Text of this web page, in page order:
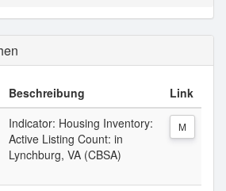
Beschreibung Link
Indicator: Housing Inventory:
Active Listing Count: in
Lynchburg, VA (CBSA)
M